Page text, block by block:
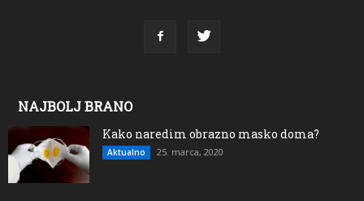
NAJBOLJ BRANO
Kako naredim obrazno masko doma?
Aktualno 25. marca, 2020